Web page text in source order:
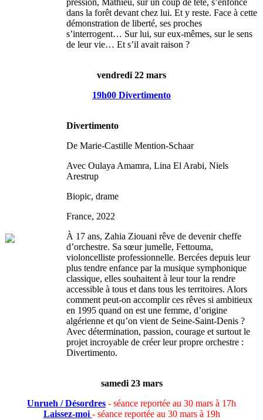
pression, Mathieu, sur un coup de tête, s’enfonce
dans la forêt devant chez lui. Et y reste. Face à cette
démonstration de liberté, ses proches
s’interrogent… Sur lui, sur eux-mêmes, sur le sens
de leur vie… Et s’il avait raison ?
vendredi 22 mars
19h00 Divertimento
Divertimento
De Marie-Castille Mention-Schaar
Avec Oulaya Amamra, Lina El Arabi, Niels
Arestrup
Biopic, drame
France, 2022
À 17 ans, Zahia Ziouani rêve de devenir cheffe
d’orchestre. Sa sœur jumelle, Fettouma,
violoncelliste professionnelle. Bercées depuis leur
plus tendre enfance par la musique symphonique
classique, elles souhaitent à leur tour la rendre
accessible à tous et dans tous les territoires. Alors
comment peut-on accomplir ces rêves si ambitieux
en 1995 quand on est une femme, d’origine
algérienne et qu’on vient de Seine-Saint-Denis ?
Avec détermination, passion, courage et surtout le
projet incroyable de créer leur propre orchestre :
Divertimento.
samedi 23 mars
Unrueh / Désordres - séance reportée au 30 mars à 17h
Laissez-moi - séance reportée au 30 mars à 19h